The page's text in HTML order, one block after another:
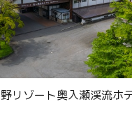
リゾート奥入瀬渓流ホ